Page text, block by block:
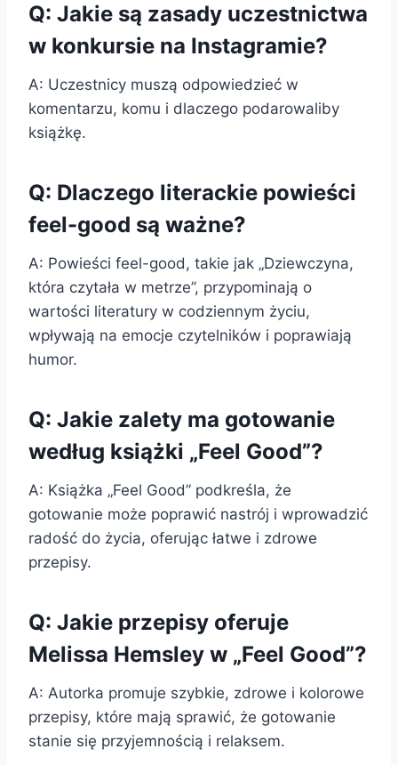
Q: Jakie są zasady uczestnictwa
w konkursie na Instagramie?
A: Uczestnicy muszą odpowiedzieć w
komentarzu, komu i dlaczego podarowaliby
książkę.
Q: Dlaczego literackie powieści
feel-good są ważne?
A: Powieści feel-good, takie jak „Dziewczyna,
która czytała w metrze”, przypominają o
wartości literatury w codziennym życiu,
wpływają na emocje czytelników i poprawiają
humor.
Q: Jakie zalety ma gotowanie
według książki „Feel Good”?
A: Książka „Feel Good” podkreśla, że
gotowanie może poprawić nastrój i wprowadzić
radość do życia, oferując łatwe i zdrowe
przepisy.
Q: Jakie przepisy oferuje
Melissa Hemsley w „Feel Good”?
A: Autorka promuje szybkie, zdrowe i kolorowe
przepisy, które mają sprawić, że gotowanie
stanie się przyjemnością i relaksem.